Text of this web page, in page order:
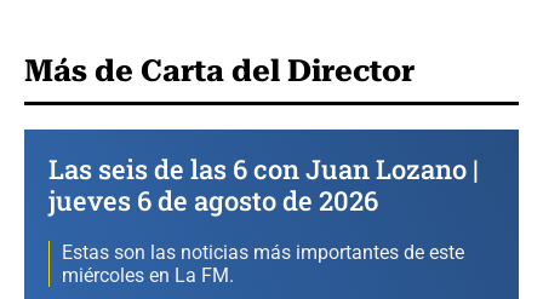
Más de Carta del Director
Las seis de las 6 con Juan Lozano |
jueves 6 de agosto de 2026
Estas son las noticias más importantes de este
miércoles en La FM.